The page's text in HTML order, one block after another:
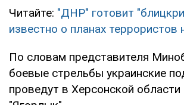
Читайте: "ДНР" готовит
известно о планах террористов
По словам представителя
боевые стрельбы украинские
проведут в Херсонской области